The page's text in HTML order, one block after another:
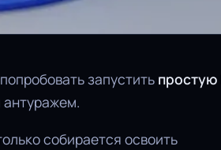
запустить простую
антуражем.
собирается освоить